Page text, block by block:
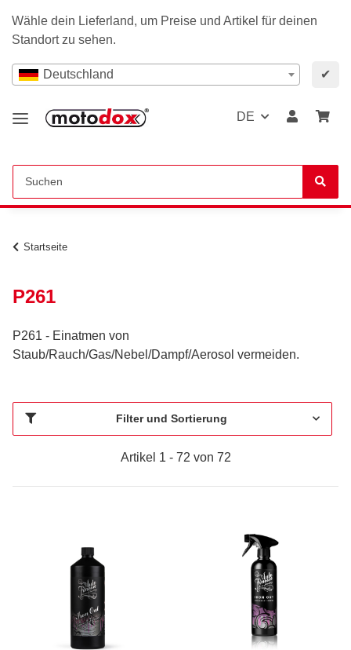
Wähle dein Lieferland, um Preise und Artikel für deinen
Standort zu sehen.
Deutschland ✔
DE
Startseite
P261
P261 - Einatmen von
Staub/Rauch/Gas/Nebel/Dampf/Aerosol vermeiden.
Filter und Sortierung
Artikel 1 - 72 von 72